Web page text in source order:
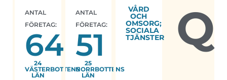
ANTAL
FÖRETAG:
64
24
VÄSTERBOTTENS
LÄN
ANTAL
FÖRETAG:
51
25
NORRBOTTENS
LÄN
VÅRD
OCH
OMSORG;
SOCIALA
TJÄNSTER Q